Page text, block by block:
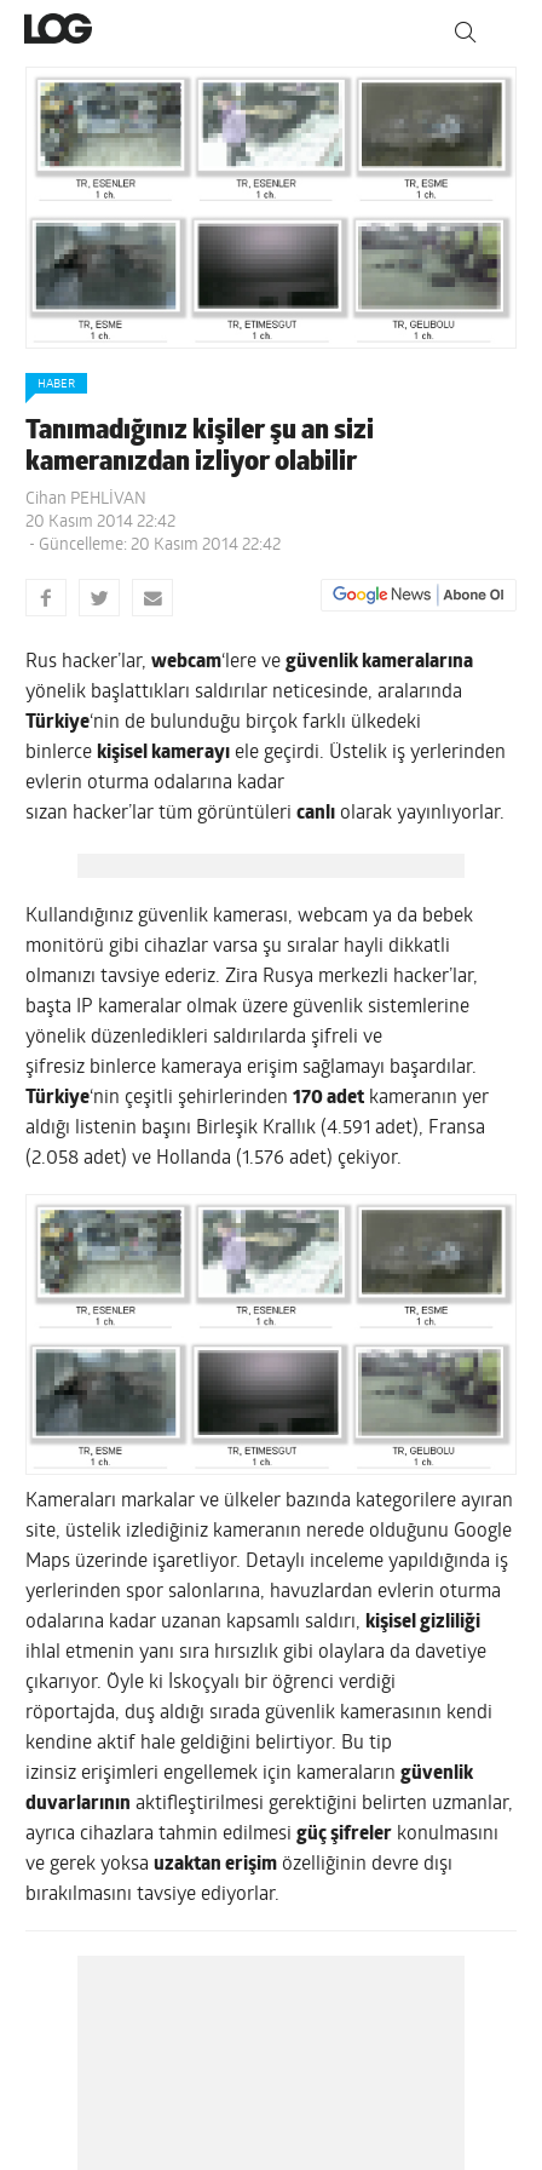
HABER
Tanımadığınız kişiler şu an sizi
kameranızdan izliyor olabilir
Cihan PEHLİVAN
20 Kasım 2014 22:42
- Güncelleme: 20 Kasım 2014 22:42
Rus hacker’lar,webcam‘lere vegüvenlik kameralarına
yönelik başlattıkları saldırılar neticesinde, aralarında
Türkiye‘nin de bulunduğu birçok farklı ülkedeki
binlerce kişisel kamerayı ele geçirdi. Üstelik iş yerlerinden
evlerin oturma odalarına kadar
sızan hacker’lar tüm görüntülericanlı olarak yayınlıyorlar.
Kullandığınız güvenlik kamerası, webcam ya da bebek
monitörü gibi cihazlar varsa şu sıralar hayli dikkatli
olmanızı tavsiye ederiz. Zira Rusya merkezli hacker’lar,
başta IP kameralar olmak üzere güvenlik sistemlerine
yönelik düzenledikleri saldırılarda şifreli ve
şifresiz binlerce kameraya erişim sağlamayı başardılar.
Türkiye‘nin çeşitli şehirlerinden170 adet kameranın yer
aldığı listenin başını Birleşik Krallık (4.591 adet), Fransa
(2.058 adet) ve Hollanda (1.576 adet) çekiyor.
Kameraları markalar ve ülkeler bazında kategorilere ayıran
site, üstelik izlediğiniz kameranın nerede olduğunu Google
Maps üzerinde işaretliyor. Detaylı inceleme yapıldığında iş
yerlerinden spor salonlarına, havuzlardan evlerin oturma
odalarına kadar uzanan kapsamlı saldırı,kişisel gizliliği
ihlal etmenin yanı sıra hırsızlık gibi olaylara da davetiye
çıkarıyor. Öyle ki İskoçyalı bir öğrenci verdiği
röportajda, duş aldığı sırada güvenlik kamerasının kendi
kendine aktif hale geldiğini belirtiyor. Bu tip
izinsiz erişimleri engellemek için kameralarıngüvenlik
duvarlarının aktifleştirilmesi gerektiğini belirten uzmanlar,
ayrıca cihazlara tahmin edilmesigüç şifreler konulmasını
ve gerek yoksauzaktan erişim özelliğinin devre dışı
bırakılmasını tavsiye ediyorlar.